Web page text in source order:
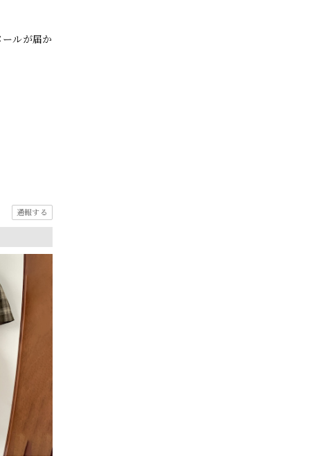
ルが届か
通報する